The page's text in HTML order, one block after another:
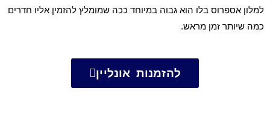
למלון אספרוס בלו הוא גבוה במיוחד ככה שמומלץ להזמין אליו חדרים
כמה שיותר זמן מראש.
להזמנות אונליין